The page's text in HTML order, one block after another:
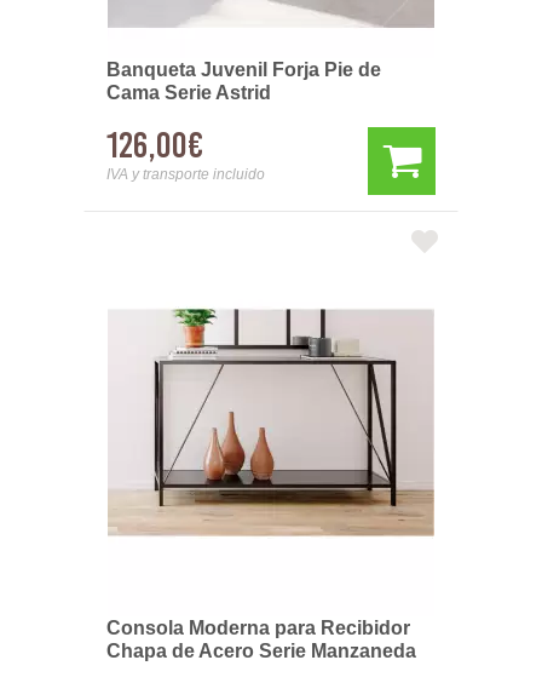
Banqueta Juvenil Forja Pie de
Cama Serie Astrid
126,00€
IVA y transporte incluido
Consola Moderna para Recibidor
Chapa de Acero Serie Manzaneda